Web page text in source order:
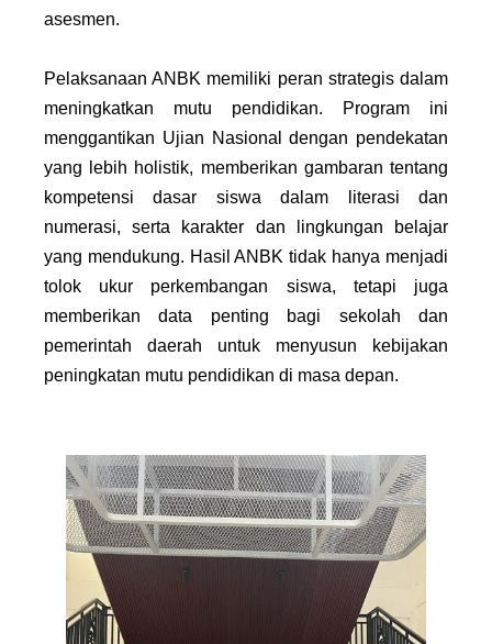
asesmen.
Pelaksanaan ANBK memiliki peran strategis dalam
meningkatkan mutu pendidikan. Program ini
menggantikan Ujian Nasional dengan pendekatan
yang lebih holistik, memberikan gambaran tentang
kompetensi dasar siswa dalam literasi dan
numerasi, serta karakter dan lingkungan belajar
yang mendukung. Hasil ANBK tidak hanya menjadi
tolok ukur perkembangan siswa, tetapi juga
memberikan data penting bagi sekolah dan
pemerintah daerah untuk menyusun kebijakan
peningkatan mutu pendidikan di masa depan.